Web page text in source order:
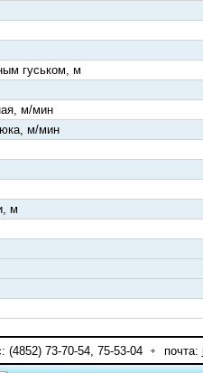
гуськом, м
м/мин
м/мин
м
(4852) 73-70-54, 75-53-04 почта: